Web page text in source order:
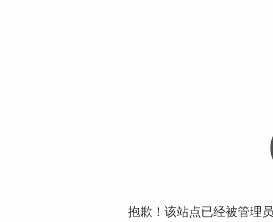
抱歉！该站点已经被管理